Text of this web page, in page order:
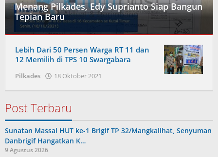
Menang Pilkades, Edy Suprianto Siap Bangun
Tepian Baru
2021
Lebih Dari 50 Persen Warga RT 11 dan
12 Memilih di TPS 10 Swargabara
Pilkades 18 Oktober 2021
Post Terbaru
Sunatan Massal HUT ke-1 Brigif TP 32/Mangkalihat, Senyuman
Danbrigif Hangatkan K…
9 Agustus 2026